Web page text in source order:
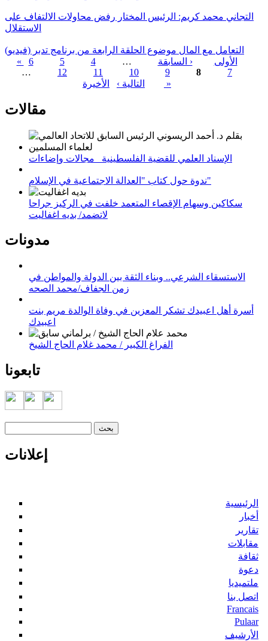
التجاني محمد كريم: الرئيس المختار رفض محاولات الالتفاف على
الاستقلال
التعامل مع المال موضوع الحلقة الرابعة من برنامج تدبر (فيديو)
الصفحات
« الأولى ‹ السابقة …
4
5
6
7
8
9
10
11
12
…
التالية ›
الأخيرة »
مقالات
الإسناد العلمي للقضية الفلسطينية_ مجالات وإضاءات
ندوة حول كتاب "العدالة الاجتماعية في الإسلام"
سكاكين وسهام الإقصاء المتعمد خلفت في الركيز جراحا
لاتضمد/ بديه اغفاليت
مدونات
الاستسقاء الشرعي.. وبناء الثقة بين الدولة والمواطن في
زمن الجفاف/محمد الصحه
أسرة أهل اعبيدك تشكر المعزين في وفاة الوالدة مريم بنت
اعبيدك
الفراغ الكبير / محمد غلام الحاج الشيخ
تابعونا
إعلانات
الرئيسية
أخبار
تقارير
مقابلات
ثقافة
دعوة
ملتميديا
اتصل بنا
Francais
Pulaar
الأرشيف